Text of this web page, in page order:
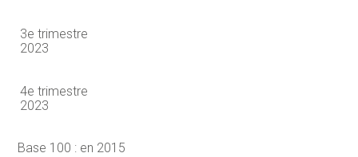
3e trimestre
2023
4e trimestre
2023
Base 100 : en 2015